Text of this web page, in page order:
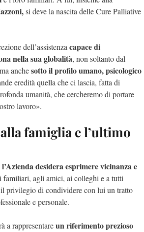
si deve la nascita delle Cure Palliative
dell’assistenzacapace di
nella sua globalità, non soltanto dal
anchesotto il profilo umano, psicologico
eredità quella che ci lascia, fatta di
umanità, che cercheremo di portare
lavoro».
famiglia e l’ultimo
l’Azienda desidera esprimere vicinanza e
familiari, agli amici, ai colleghi e a tutti
privilegio di condividere con lui un tratto
e personale.
a rappresentareun riferimento prezioso